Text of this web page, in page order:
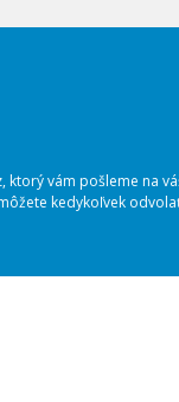
ktorý vám pošleme na
kedykoľvek